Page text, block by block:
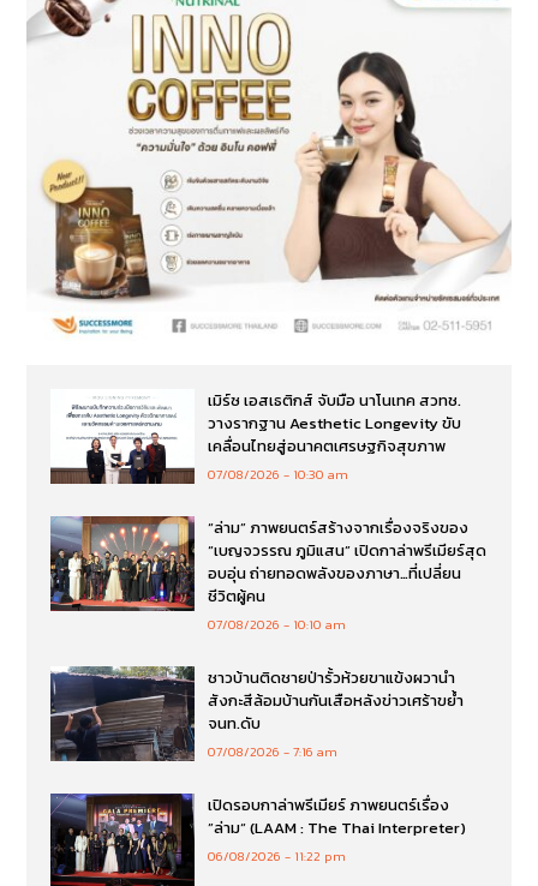
เมิร์ซ เอสเธติกส์ จับมือ นาโนเทค สวทช.
วางรากฐาน Aesthetic Longevity ขับ
เคลื่อนไทยสู่อนาคตเศรษฐกิจสุขภาพ
07/08/2026 10:30 am
“ล่าม” ภาพยนตร์สร้างจากเรื่องจริงของ
“เบญจวรรณ ภูมิแสน” เปิดกาล่าพรีเมียร์สุด
อบอุ่น ถ่ายทอดพลังของภาษา…ที่เปลี่ยน
ชีวิตผู้คน
07/08/2026 10:10 am
ชาวบ้านติดชายป่ารั้วห้วยขาแข้งผวานำ
สังกะสีล้อมบ้านกันเสือหลังข่าวเศร้าขย้ำ
จนท.ดับ
07/08/2026 7:16 am
เปิดรอบกาล่าพรีเมียร์ ภาพยนตร์เรื่อง
”ล่าม“ (LAAM : The Thai Interpreter)
06/08/2026 11:22 pm